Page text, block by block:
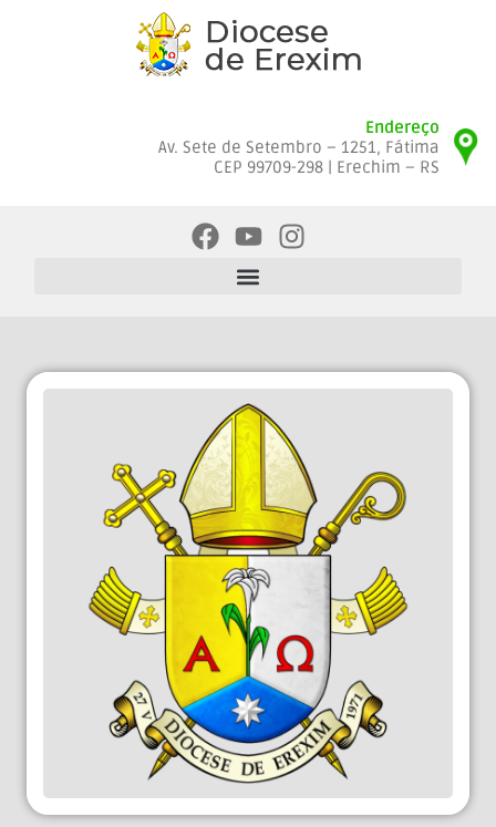
Endereço
Av. Sete de Setembro – 1251, Fátima
CEP 99709-298 | Erechim – RS